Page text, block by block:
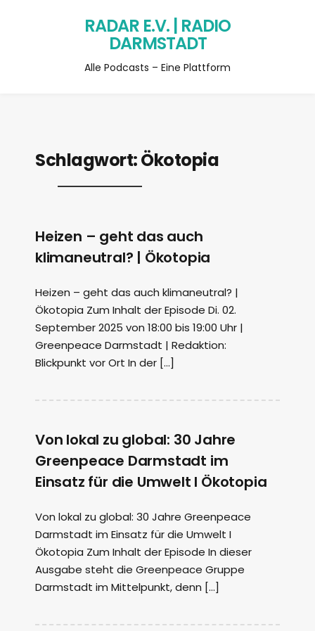
RADAR E.V. | RADIO
DARMSTADT
Alle Podcasts – Eine Plattform
Schlagwort:Ökotopia
Heizen – geht das auch
klimaneutral? | Ökotopia
Heizen – geht das auch klimaneutral? |
Ökotopia Zum Inhalt der Episode Di. 02.
September 2025 von 18:00 bis 19:00 Uhr |
Greenpeace Darmstadt | Redaktion:
Blickpunkt vor Ort In der […]
Von lokal zu global: 30 Jahre
Greenpeace Darmstadt im
Einsatz für die Umwelt I Ökotopia
Von lokal zu global: 30 Jahre Greenpeace
Darmstadt im Einsatz für die Umwelt I
Ökotopia Zum Inhalt der Episode In dieser
Ausgabe steht die Greenpeace Gruppe
Darmstadt im Mittelpunkt, denn […]